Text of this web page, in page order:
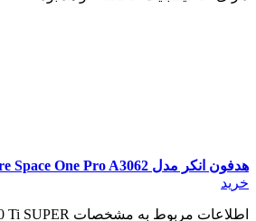
هدفون انکر مدل Soundcore Space One Pro A3062
خرید